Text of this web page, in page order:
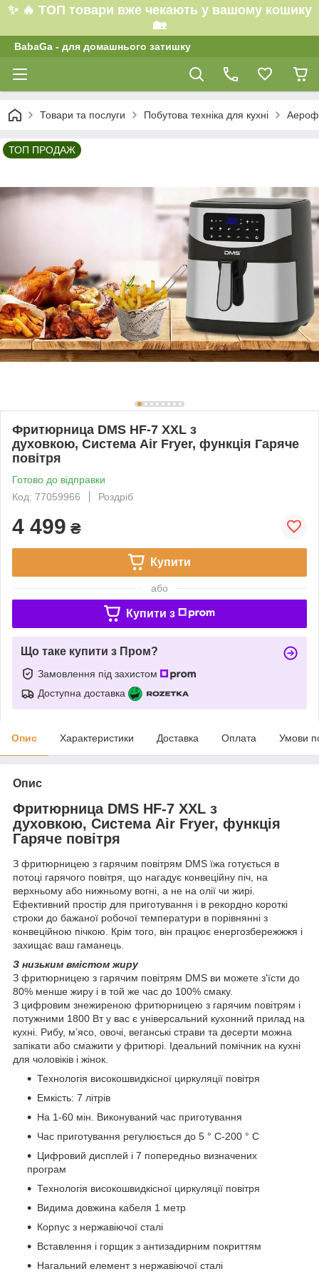
✨ 🔥 ТОП товари вже чекають у вашому кошику
🏡
BabaGa - для домашнього затишку
Товари та послуги Побутова техніка для кухні
ТОП ПРОДАЖ
Фритюрница DMS HF-7 XXL з
духовкою, Система Air Fryer, функція Гаряче
повітря
Готово до відправки
Код: 77059966
Роздріб
4 499 ₴
Купити
або
Купити з
Що таке купити з Пром?
Замовлення під захистом
Доступна доставка
Опис Характеристики Доставка Оплата Умови
Опис
Фритюрница DMS HF-7 XXL з
духовкою, Система Air Fryer, функція
Гаряче повітря
З фритюрницею з гарячим повітрям DMS їжа готується в
потоці гарячого повітря, що нагадує конвеційну піч, на
верхньому або нижньому вогні, а не на олії чи жирі.
Ефективний простір для приготування і в рекордно короткі
строки до бажаної робочої температури в порівнянні з
конвеційною пічкою. Крім того, він працює енергозбережжжя і
захищає ваш гаманець.
З низьким вмістом жиру
З фритюрницею з гарячим повітрям DMS ви можете з'їсти до
80% менше жиру і в той же час до 100% смаку.
З цифровим знежиреною фритюрницею з гарячим повітрям і
потужними 1800 Вт у вас є універсальний кухонний прилад на
кухні. Рибу, м’ясо, овочі, веганські страви та десерти можна
запікати або смажити у фритюрі. Ідеальний помічник на кухні
для чоловіків і жінок.
Технологія високошвидкісної циркуляції повітря
Емкість: 7 літрів
На 1-60 мін. Виконуваний час приготування
Час приготування регулюється до 5 ° C-200 ° C
Цифровий дисплей і 7 попередньо визначених
програм
Технологія високошвидкісної циркуляції повітря
Видима довжина кабеля 1 метр
Корпус з нержавіючої сталі
Вставлення і горщик з антизадирним покриттям
Нагальний елемент з нержавіючої сталі